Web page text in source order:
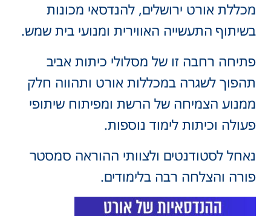
מכללת אורט ירושלים, להנדסאי מכונות
בשיתוף התעשייה האווירית ומנועי בית שמש.
פתיחה רחבה זו של מסלולי כיתות אביב
תהפוך לשגרה במכללות אורט ותהווה חלק
ממנוע הצמיחה של הרשת ומפיתוח שיתופי
פעולה וכיתות לימוד נוספות.
נאחל לסטודנטים ולצוותי ההוראה סמסטר
פורה והצלחה רבה בלימודים.